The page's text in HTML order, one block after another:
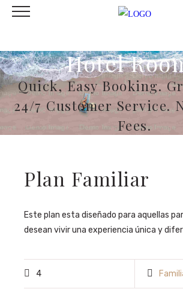
Hotel
Quick, Easy Booking.
24/7 Customer Service.
Fees.
Plan Familiar
Este plan esta diseñado para aquellas
desean vivir una experiencia única y
4